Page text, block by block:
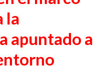
la
apuntado a